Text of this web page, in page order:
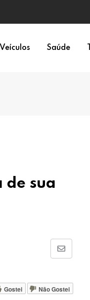
Veículos Saúde
de sua
Share
Email
Gostei Não Gostei